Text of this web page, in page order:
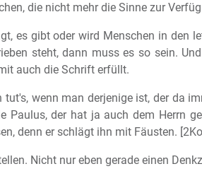
die nicht mehr die Sinne zur
es gibt oder wird Menschen in den
steht, dann muss es so sein.
auch die Schrift erfüllt.
wenn man derjenige ist, der da
Paulus, der hat ja auch dem Herrn
denn er schlägt ihn mit Fäusten.
Nicht nur eben gerade einen